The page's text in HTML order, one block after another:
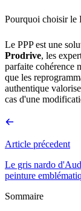
Pourquoi choisir le
Le PPP est une
Prodrive, les
parfaite cohérence
que les
authentique
cas d'une
Article précedent
Le gris nardo
peinture
Sommaire